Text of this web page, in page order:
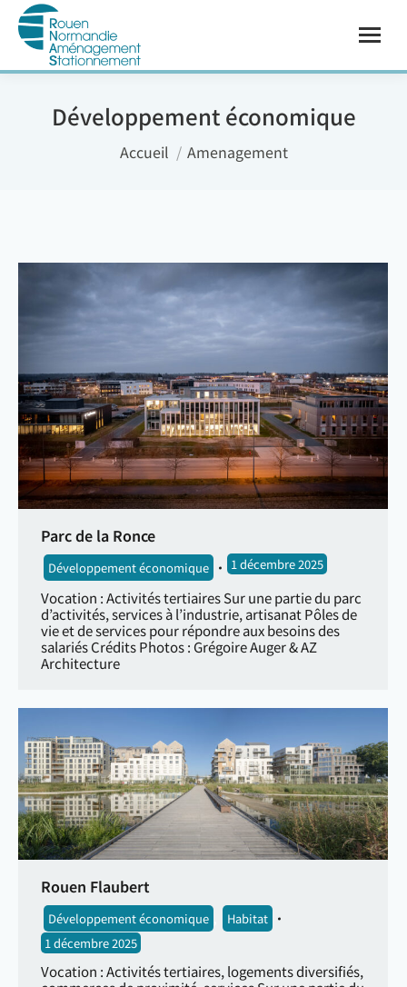
Développement économique
Vous êtes ici :
Accueil Amenagement
Parc de la Ronce
Développement économique 1 décembre 2025
Vocation : Activités tertiaires Sur une partie du parc
d’activités, services à l’industrie, artisanat Pôles de
vie et de services pour répondre aux besoins des
salariés Crédits Photos : Grégoire Auger & AZ
Architecture
Rouen Flaubert
Développement économique
Habitat
1 décembre 2025
Vocation : Activités tertiaires, logements diversifiés,